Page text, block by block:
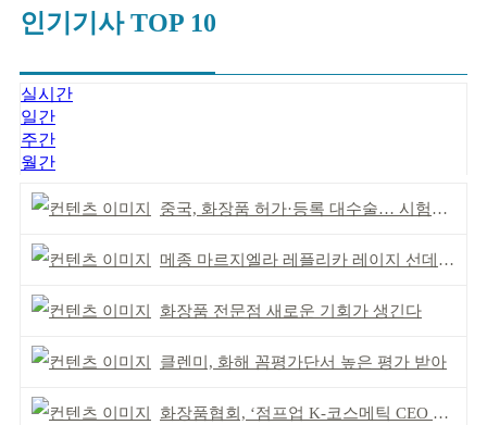
인기기사 TOP 10
실시간
일간
주간
월간
중국, 화장품 허가·등록 대수술… 시험자료 공용 허용
메종 마르지엘라 레플리카 레이지 선데이 모닝 디퓨저
화장품 전문점 새로운 기회가 생긴다
클렌미, 화해 꼼평가단서 높은 평가 받아
화장품협회, ‘점프업 K-코스메틱 CEO 간담회’ 개최